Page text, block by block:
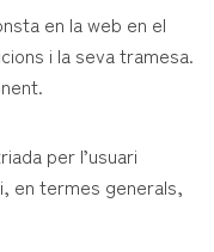
en la web en el
i la seva tramesa.
per l’usuari
en termes generals,